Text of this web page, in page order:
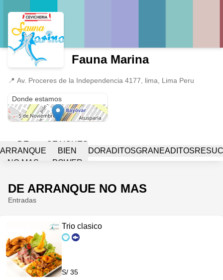
Fauna Marina
📍 Av. Proceres de la Independencia 4177, lima, Lima Peru
Donde estamos
ARRANQUE
NO MAS
BIEN
POWER
DORADITOSGRANEADITOS
DE ARRANQUE NO MAS
Entradas
Trio clasico
S/ 35